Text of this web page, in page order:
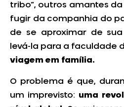
tribo”, outros amantes
fugir da companhia do
de se aproximar de sua
levá-la para a faculdade
viagem em família.
O problema é que,
um imprevisto: uma